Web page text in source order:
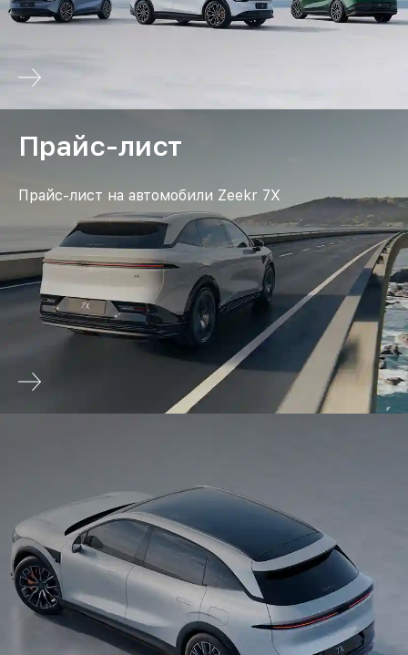
Прайс-лист
Прайс-лист на автомобили Zeekr 7X